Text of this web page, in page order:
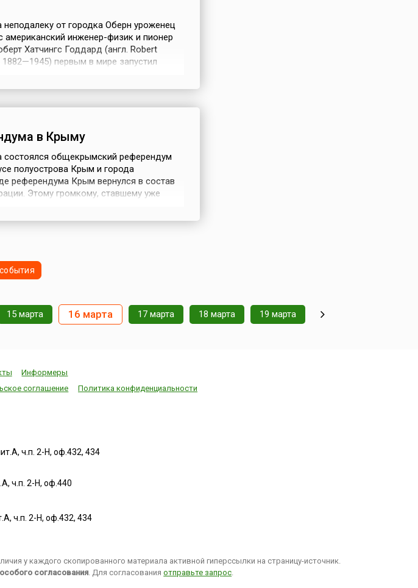
неподалеку от городка Оберн уроженец
американский инженер-физик и пионер
Хатчингс Годдард (англ. Robert
1882—1945) первым в мире запустил
ра...
в Крыму
состоялся общекрымский референдум
полуострова Крым и города
референдума Крым вернулся в состав
Этому громкому, ставшему уже
к феврал...
15 марта 16 марта 17 марта 18 марта 19 марта
Информеры
соглашение Политика конфиденциальности
ч.п. 2-Н, оф.432, 434
ч.п. 2-Н, оф.440
ч.п. 2-Н, оф.432, 434
у каждого скопированного материала активной гиперссылки на страницу-источник.
особого согласования. Для согласованияотправьте запрос.